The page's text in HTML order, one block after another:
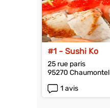
#1 - Sushi Ko
25 rue paris
95270 Chaumontel
1 avis